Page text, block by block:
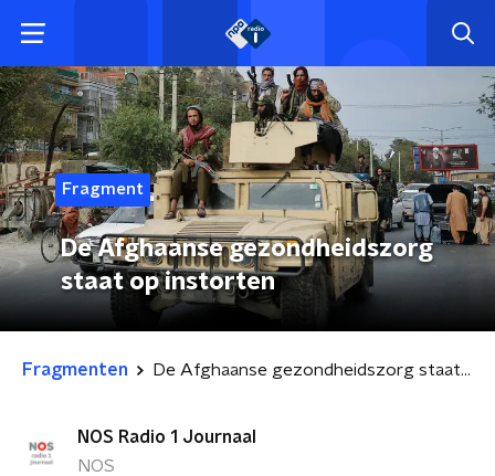
Fragment
De Afghaanse gezondheidszorg
staat op instorten
Fragmenten De Afghaanse gezondheidszorg staat op instorten
NOS Radio 1 Journaal
NOS